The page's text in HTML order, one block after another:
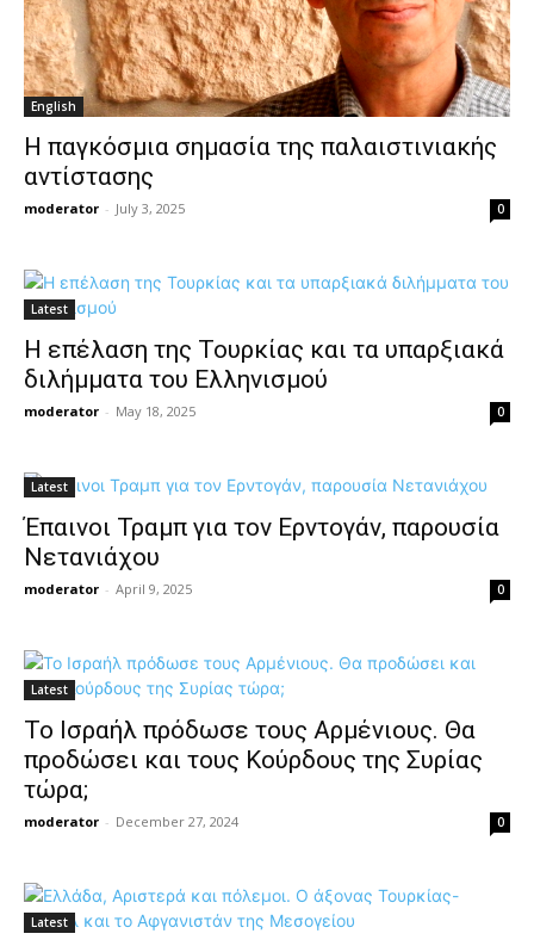
English
Η παγκόσμια σημασία της παλαιστινιακής
αντίστασης
moderator - July 3, 2025 0
Latest
Η επέλαση της Τουρκίας και τα υπαρξιακά
διλήμματα του Ελληνισμού
moderator - May 18, 2025 0
Latest
Έπαινοι Τραμπ για τον Ερντογάν, παρουσία
Νετανιάχου
moderator - April 9, 2025 0
Latest
Το Ισραήλ πρόδωσε τους Αρμένιους. Θα
προδώσει και τους Κούρδους της Συρίας
τώρα;
moderator - December 27, 2024 0
Latest